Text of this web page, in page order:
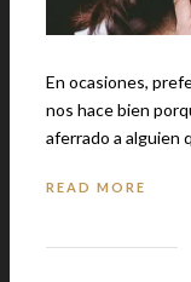
En ocasiones,
nos hace bien
aferrado a alguien
READ MORE